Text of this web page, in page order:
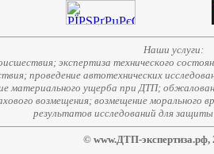
Наши услуги:
экспертиза технического
проведение автотехнических
ущерба при ДТП;
возмещения; возмещение морального
результатов исследований для
© www.ДТП-экспертиза.рф,